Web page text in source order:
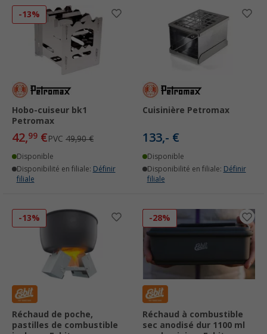
-13%
Hobo-cuiseur bk1
Petromax
42,99 €PVC 49,90 €
Disponible
Disponibilité en filiale: Définir
filiale
Cuisinière Petromax
133,- €
Disponible
Disponibilité en filiale: Définir
filiale
-13%
Réchaud de poche,
pastilles de combustible
-28%
Réchaud à combustible
sec anodisé dur 1100 ml